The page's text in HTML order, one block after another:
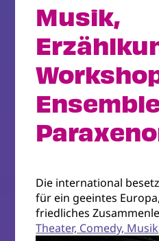
Musik,
Ensemble
Die international
für ein geeintes
friedliches
Theater, Comedy, Musik